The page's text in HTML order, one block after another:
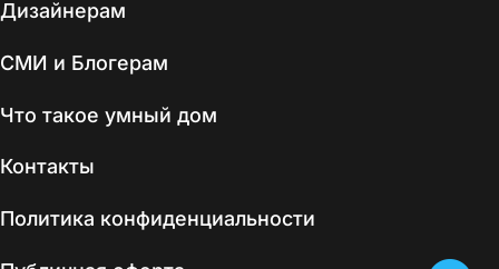
Дизайнерам
СМИ и Блогерам
Что такое умный дом
Контакты
Политика конфиденциальности